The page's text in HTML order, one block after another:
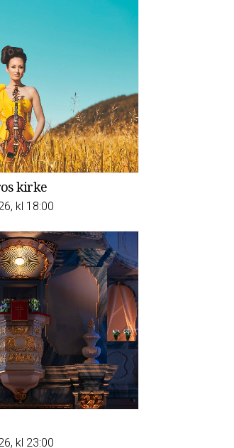
kirke
kl 18:00
kl 23:00